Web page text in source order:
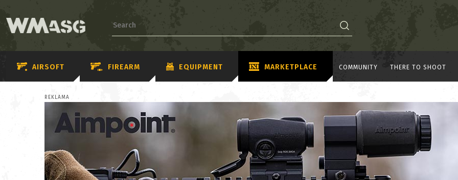
AIRSOFT FIREARM EQUIPMENT MARKETPLACE COMMUNITY THERE TO SHOOT
REKLAMA